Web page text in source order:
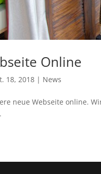
Online
18, 2018 | News
neue Webseite online.